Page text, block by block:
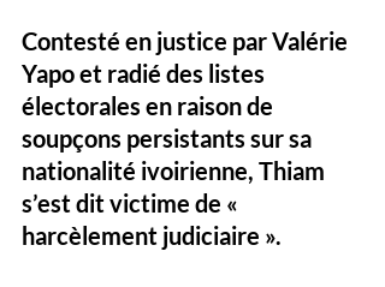
Contesté en justice par Valérie
Yapo et radié des listes
électorales en raison de
soupçons persistants sur sa
nationalité ivoirienne, Thiam
s’est dit victime de «
harcèlement judiciaire ».